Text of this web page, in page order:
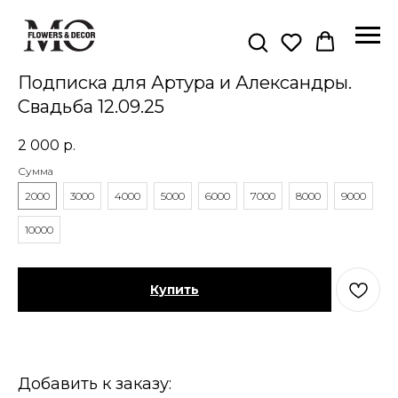
Подписка для Артура и Александры.
Свадьба 12.09.25
2 000 р.
Сумма
2000
3000 4000 5000 6000 7000 8000 9000
10000
Купить
Добавить к заказу: